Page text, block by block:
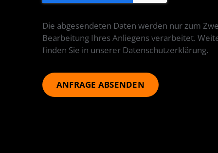
Die abgesendeten Daten werden nur zum
Bearbeitung Ihres Anliegens verarbeitet.
finden Sie in unserer Datenschutzerklärung.
ANFRAGE ABSENDEN